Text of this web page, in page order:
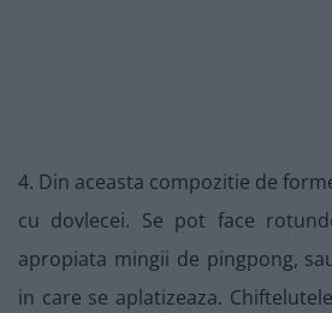
4. Din aceasta compozitie de
cu dovlecei. Se pot face
apropiata mingii de pingpong,
in care se aplatizeaza.